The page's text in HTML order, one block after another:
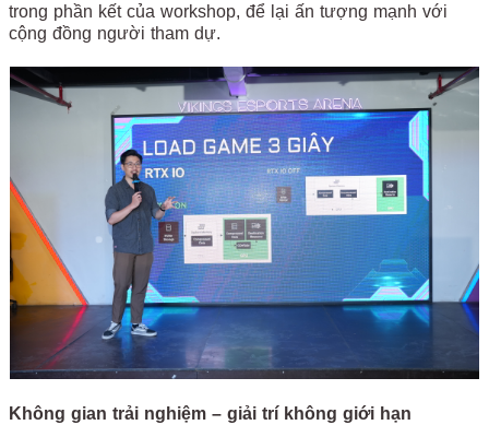
trong phần kết của workshop, để lại ấn tượng mạnh với
cộng đồng người tham dự.
Không gian trải nghiệm – giải trí không giới hạn